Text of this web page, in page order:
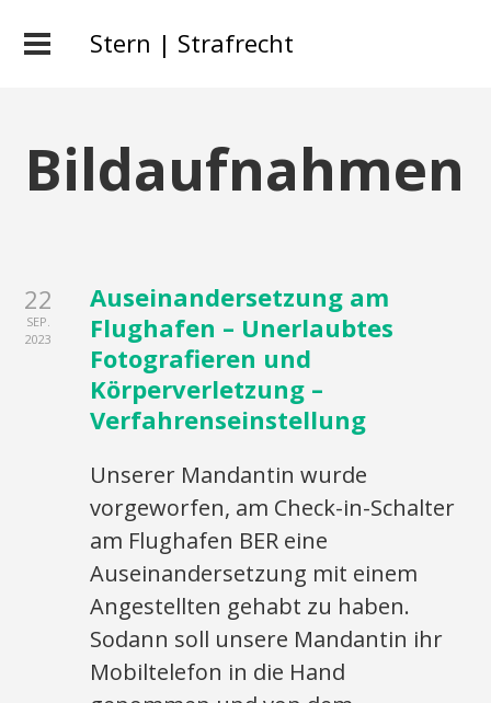
Stern | Strafrecht
Bildaufnahmen
22
SEP.
2023
Auseinandersetzung am
Flughafen – Unerlaubtes
Fotografieren und
Körperverletzung –
Verfahrenseinstellung
Unserer Mandantin wurde
vorgeworfen, am Check-in-Schalter
am Flughafen BER eine
Auseinandersetzung mit einem
Angestellten gehabt zu haben.
Sodann soll unsere Mandantin ihr
Mobiltelefon in die Hand